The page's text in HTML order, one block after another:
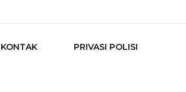
KONTAK PRIVASI POLISI